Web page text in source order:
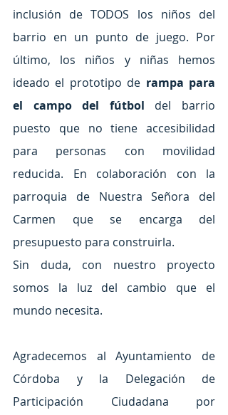
inclusión de TODOS los niños del
barrio en un punto de juego. Por
último, los niños y niñas hemos
ideado el prototipo de rampa para
el campo del fútbol del barrio
puesto que no tiene accesibilidad
para personas con movilidad
reducida. En colaboración con la
parroquia de Nuestra Señora del
Carmen que se encarga del
presupuesto para construirla.
Sin duda, con nuestro proyecto
somos la luz del cambio que el
mundo necesita.
Agradecemos al Ayuntamiento de
Córdoba y la Delegación de
Participación Ciudadana por